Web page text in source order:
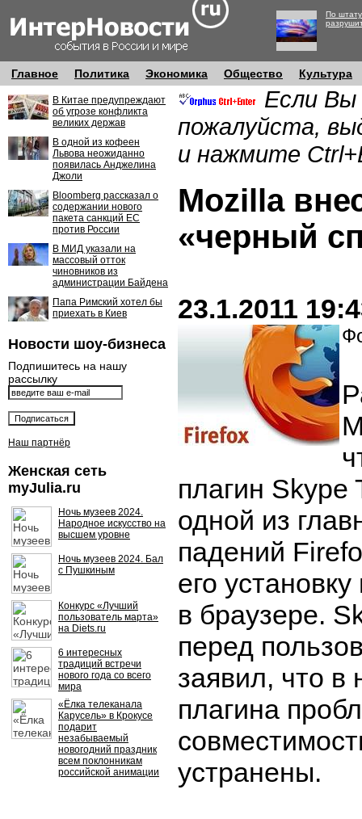
По
Главное Политика Экономика Общество Культура
В Китае предупреждают
об угрозе конфликта
великих держав
В одной из кофеен
Львова неожиданно
появилась Анджелина
Джоли
Bloomberg рассказал о
содержании нового
пакета санкций ЕС
против России
В МИД указали на
массовый отток
чиновников из
администрации Байдена
Папа Римский хотел бы
приехать в Киев
Новости шоу-бизнеса
Подпишитесь на нашу
рассылку
Наш партнёр
Женская сеть
myJulia.ru
Ночь музеев 2024.
Народное искусство на
высшем уровне
Ночь музеев 2024. Бал
с Пушкиным
Конкурс «Лучший
пользователь марта»
на Diets.ru
6 интересных
традиций встречи
нового года со всего
мира
«Ёлка телеканала
Карусель» в Крокусе
подарит
незабываемый
новогодний праздник
всем поклонникам
российской анимации
Если Вы
пожалуйста,
и нажмите
Mozilla
«черный
23.1.2011
плагин Skype
одной из
падений
его
в браузере.
перед
заявил, что в
плагина
устранены.